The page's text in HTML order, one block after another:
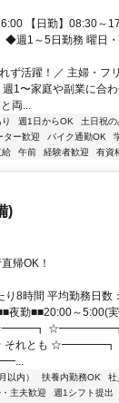
【日勤】08:30～
◆週1～5日勤務 曜日
ず活躍！／ 主婦・フ
1〜家庭や副業に合
両...
週1日からOK 土日祝の
ター歓迎 バイク通勤OK
給 午前 経験者歓迎 有資
)
帰OK！
8時間 平均勤務日数
夜勤■■20:00～5:00(
は ☆━━━┓
とも ☆━━━━┓
以内） 扶養内勤務OK 社
主夫歓迎 週1シフト提出